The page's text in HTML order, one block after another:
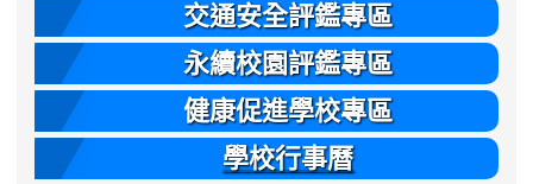
交通安全評鑑專區
永續校園評鑑專區
健康促進學校專區
學校行事曆